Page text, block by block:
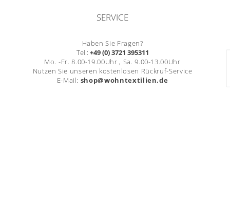
SERVICE
Haben Sie Fragen?
Tel.: +49 (0) 3721 395311
Mo. -Fr. 8.00-19.00Uhr , Sa. 9.00-13.00Uhr
Nutzen Sie unseren kostenlosen Rückruf-Service
E-Mail: shop@wohntextilien.de